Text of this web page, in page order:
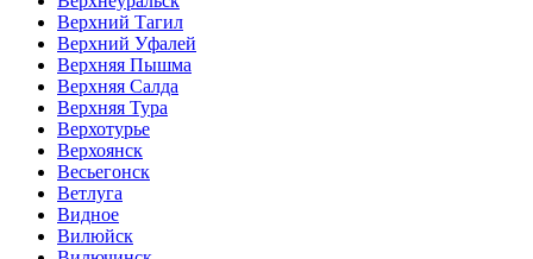
Верхний Тагил
Верхний Уфалей
Верхняя Пышма
Верхняя Салда
Верхняя Тура
Верхотурье
Верхоянск
Весьегонск
Ветлуга
Видное
Вилюйск